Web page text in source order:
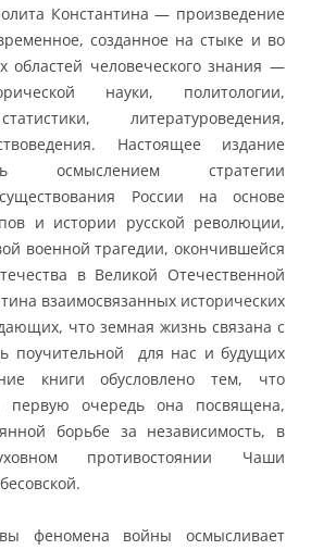
Константина — произведение
созданное на стыке и во
областей человеческого знания —
науки, политологии,
литературоведения,
Настоящее издание
осмыслением стратегии
существования России на основе
и истории русской революции,
военной трагедии, окончившейся
в Великой Отечественной
взаимосвязанных исторических
что земная жизнь связана с
поучительной для нас и будущих
книги обусловлено тем, что
первую очередь она посвящена,
борьбе за независимость, в
противостоянии Чаши
феномена войны осмысливает